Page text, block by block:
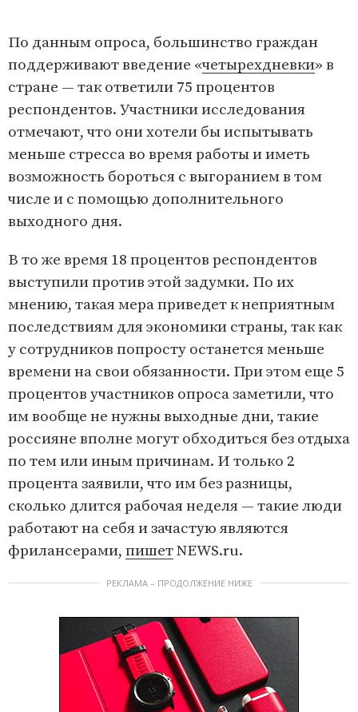
По данным опроса, большинство граждан
поддерживают введение «четырехдневки» в
стране — так ответили 75 процентов
респондентов. Участники исследования
отмечают, что они хотели бы испытывать
меньше стресса во время работы и иметь
возможность бороться с выгоранием в том
числе и с помощью дополнительного
выходного дня.
В то же время 18 процентов респондентов
выступили против этой задумки. По их
мнению, такая мера приведет к неприятным
последствиям для экономики страны, так как
у сотрудников попросту останется меньше
времени на свои обязанности. При этом еще 5
процентов участников опроса заметили, что
им вообще не нужны выходные дни, такие
россияне вполне могут обходиться без отдыха
по тем или иным причинам. И только 2
процента заявили, что им без разницы,
сколько длится рабочая неделя — такие люди
работают на себя и зачастую являются
фрилансерами, пишетNEWS.ru.
РЕКЛАМА – ПРОДОЛЖЕНИЕ НИЖЕ